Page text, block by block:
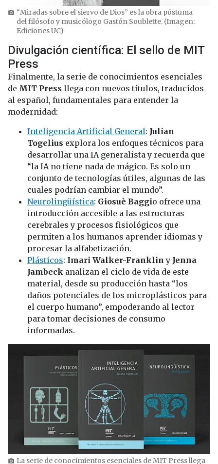
photo_camera “Miradas sobre el siervo de Dios” es la obra póstuma
del filósofo y musicólogo Gastón Soublette. (Imagen:
Ediciones UC)
Divulgación científica: El sello de MIT
Press
Finalmente, la serie de conocimientos esenciales
de MIT Press llega con nuevos títulos, traducidos
al español, fundamentales para entender la
modernidad:
Inteligencia Artificial General: Julian
Togelius explora los enfoques técnicos para
desarrollar una IA generalista y recuerda que
“la IA no tiene nada de mágico. Es solo un
conjunto de tecnologías útiles, algunas de las
cuales podrían cambiar el mundo”.
Neurolingüística: Giosuè Baggio ofrece una
introducción accesible a las estructuras
cerebrales y procesos fisiológicos que
permiten a los humanos aprender idiomas y
procesar la alfabetización.
Plásticos: Imari Walker-Franklin y Jenna
Jambeck analizan el ciclo de vida de este
material, desde su producción hasta “los
daños potenciales de los microplásticos para
el cuerpo humano”, empoderando al lector
para tomar decisiones de consumo
informadas.
photo_camera La serie de conocimientos esenciales de MIT Press llega